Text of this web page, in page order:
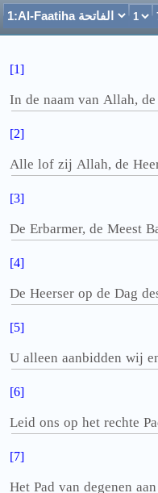
[1]
In de naam van Allah,
[2]
Alle lof zij Allah, de
[3]
De Erbarmer, de Meest
[4]
De Heerser op de Dag
[5]
U alleen aanbidden wij
[6]
Leid ons op het rechte
[7]
Het Pad van degenen